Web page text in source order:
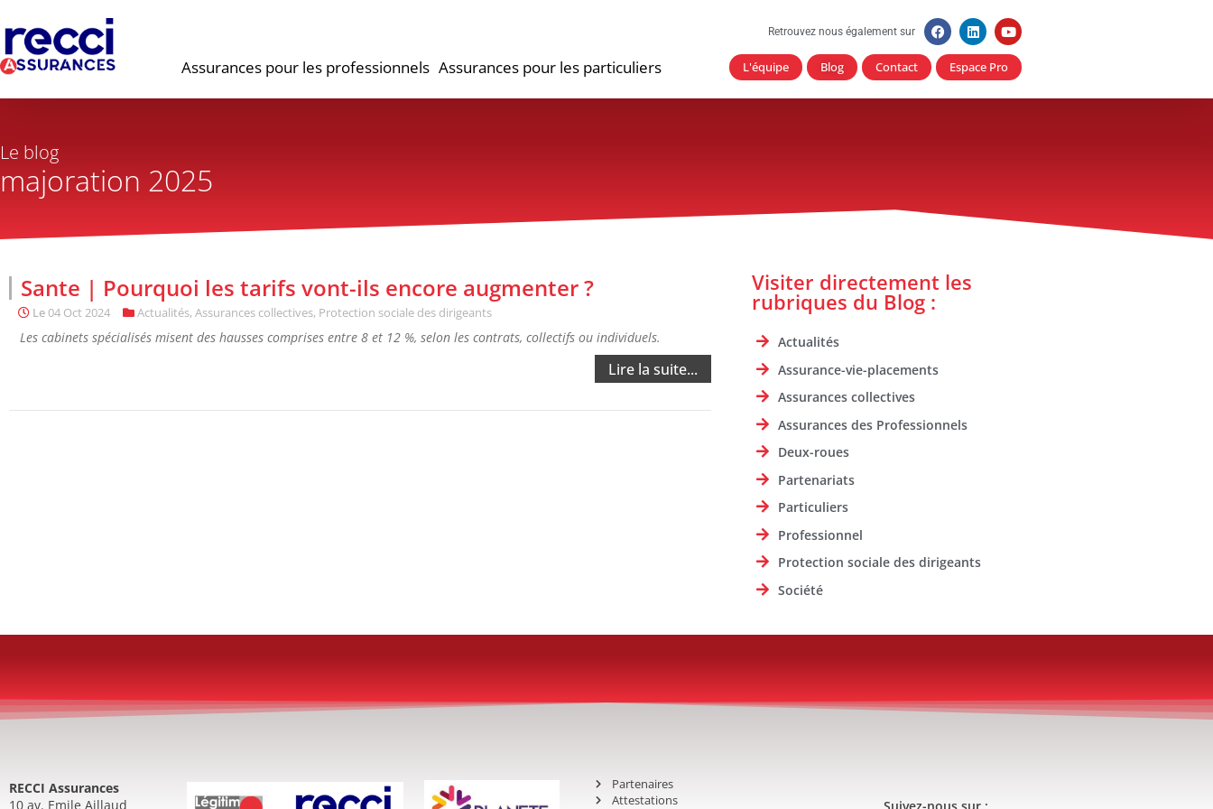
Assurances pour les professionnels Assurances pour les particuliers
Retrouvez nous également sur
L'équipe Blog Contact Espace Pro
Le blog
majoration 2025
Sante | Pourquoi les tarifs vont-ils encore augmenter ?
Le04 Oct 2024 Actualités, Assurances collectives, Protection sociale des dirigeants
Les cabinets spécialisés misent des hausses comprises entre 8 et 12 %, selon les contrats, collectifs ou individuels.
Lire la suite...
Visiter directement les
rubriques du Blog :
Actualités
Assurance-vie-placements
Assurances collectives
Assurances des Professionnels
Deux-roues
Partenariats
Particuliers
Professionnel
Protection sociale des dirigeants
Société
RECCI Assurances
10 av. Emile Aillaud
Partenaires
Attestations
Suivez-nous sur :